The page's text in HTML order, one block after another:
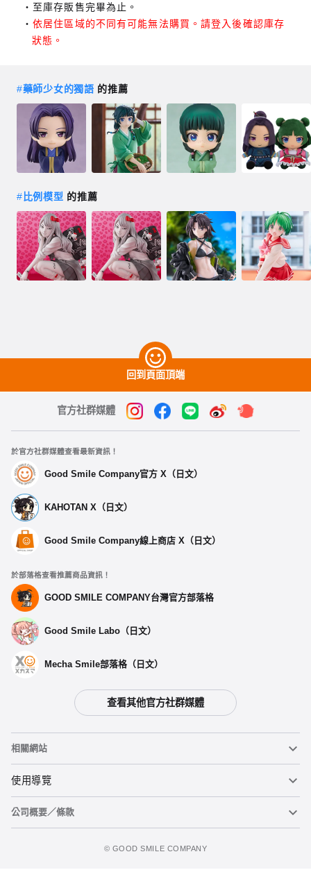
預購期間：2024年10月22日~至 (JST)2024年10月30日
2025年08月發售・每人限購3個
2025年08月發售・每人限購3個
至庫存販售完畢為止。
依居住區域的不同有可能無法購買。請登入後確認庫存
狀態。
#藥師少女的獨語 的推薦
# 比例模型 的推薦
回到頁面頂端
官方社群媒體
於官方社群媒體查看最新資訊！
Good Smile Company官方 X（日文）
KAHOTAN X（日文）
Good Smile Company線上商店 X（日文）
於部落格查看推薦商品資訊！
GOOD SMILE COMPANY台灣官方部落格
Good Smile Labo（日文）
Mecha Smile部落格（日文）
查看其他官方社群媒體
相關網站
黏土人
黏土人臉部製造機（英文）
使用導覽
重要公告
公司概要／條款
©️ GOOD SMILE COMPANY